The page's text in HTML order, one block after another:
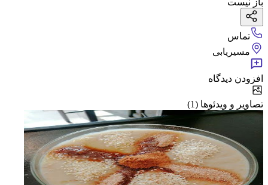
تماس
مسیریابی
افزودن دیدگاه
تصاویر و ویدئوها (1)